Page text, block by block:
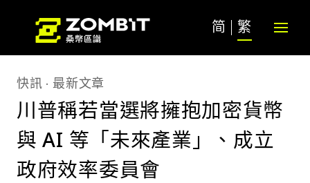
简 繁
快訊 最新文章
川普稱若當選將擁抱加密貨幣
與 AI 等「未來產業」、成立
政府效率委員會